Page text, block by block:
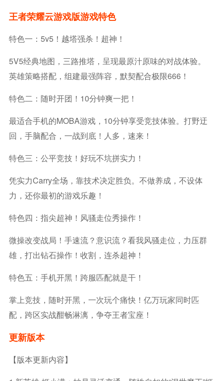
王者荣耀云游戏版游戏特色
特色一：5v5！越塔强杀！超神！
5V5经典地图，三路推塔，呈现最原汁原味的对战体验。
英雄策略搭配，组建最强阵容，默契配合极限666！
特色二：随时开团！10分钟爽一把！
最适合手机的MOBA游戏，10分钟享受竞技体验。打野迂
回，手脑配合，一战到底！人多，速来！
特色三：公平竞技！好玩不坑拼实力！
凭实力carry全场，靠技术决定胜负。不做养成，不设体
力，还你最初的游戏乐趣！
特色四：指尖超神！风骚走位秀操作！
微操改变战局！手速流？意识流？看我风骚走位，力压群
雄，打出钻石操作！收割，连杀超神！
特色五：手机开黑！跨服匹配就是干！
掌上竞技，随时开黑，一次玩个痛快！亿万玩家同时匹
配，跨区实战酣畅淋漓，争夺王者宝座！
更新版本
【版本更新内容】